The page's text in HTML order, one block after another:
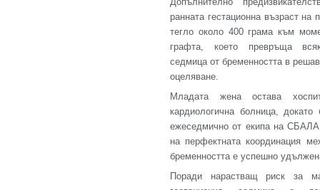
ранната гестационна възраст
тегло около 400 грама към
графта, което превръща
седмица от бременността в
оцеляване.
Младата жена остава
кардиологична болница,
ежеседмично от екипа на
на перфектната координация
бременността е успешно
Поради нарастващ риск за